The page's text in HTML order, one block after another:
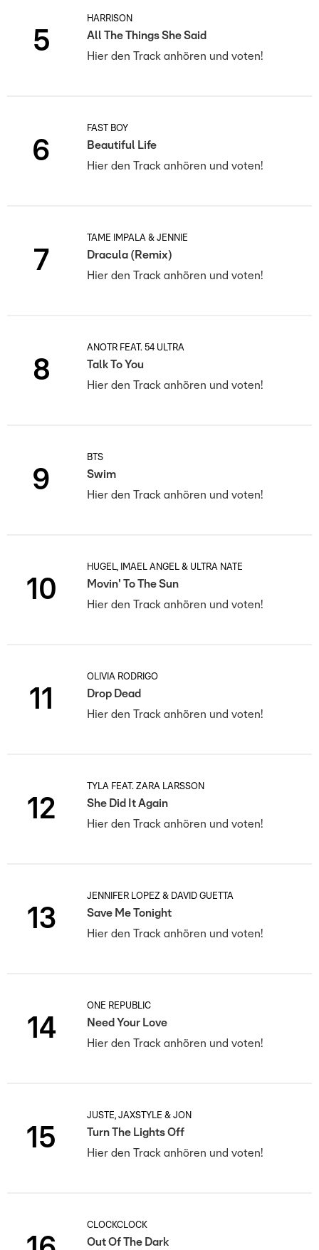
5
HARRISON
All The Things She Said
Hier den Track anhören und voten!
6
FAST BOY
Beautiful Life
Hier den Track anhören und voten!
7
TAME IMPALA & JENNIE
Dracula (Remix)
Hier den Track anhören und voten!
8
ANOTR FEAT. 54 ULTRA
Talk To You
Hier den Track anhören und voten!
9
BTS
Swim
Hier den Track anhören und voten!
10
HUGEL, IMAEL ANGEL & ULTRA NATÉ
Movin' To The Sun
Hier den Track anhören und voten!
11
OLIVIA RODRIGO
Drop Dead
Hier den Track anhören und voten!
12
TYLA FEAT. ZARA LARSSON
She Did It Again
Hier den Track anhören und voten!
13
JENNIFER LOPEZ & DAVID GUETTA
Save Me Tonight
Hier den Track anhören und voten!
14
ONE REPUBLIC
Need Your Love
Hier den Track anhören und voten!
15
JUSTÈ, JAXSTYLE & JON
Turn The Lights Off
Hier den Track anhören und voten!
CLOCKCLOCK
Out Of The Dark